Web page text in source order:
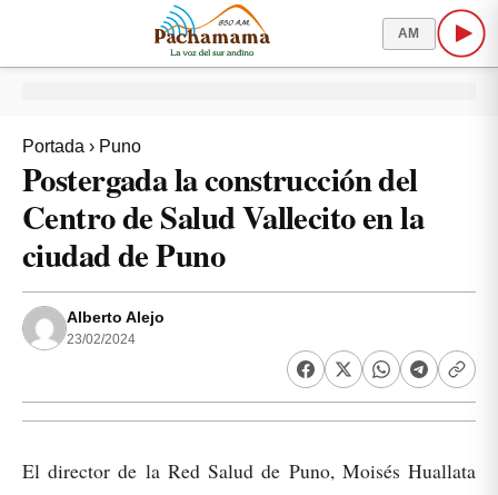
AM
Portada › Puno
Postergada la construcción del
Centro de Salud Vallecito en la
ciudad de Puno
Alberto Alejo
23/02/2024
El director de la Red Salud de Puno, Moisés Huallata